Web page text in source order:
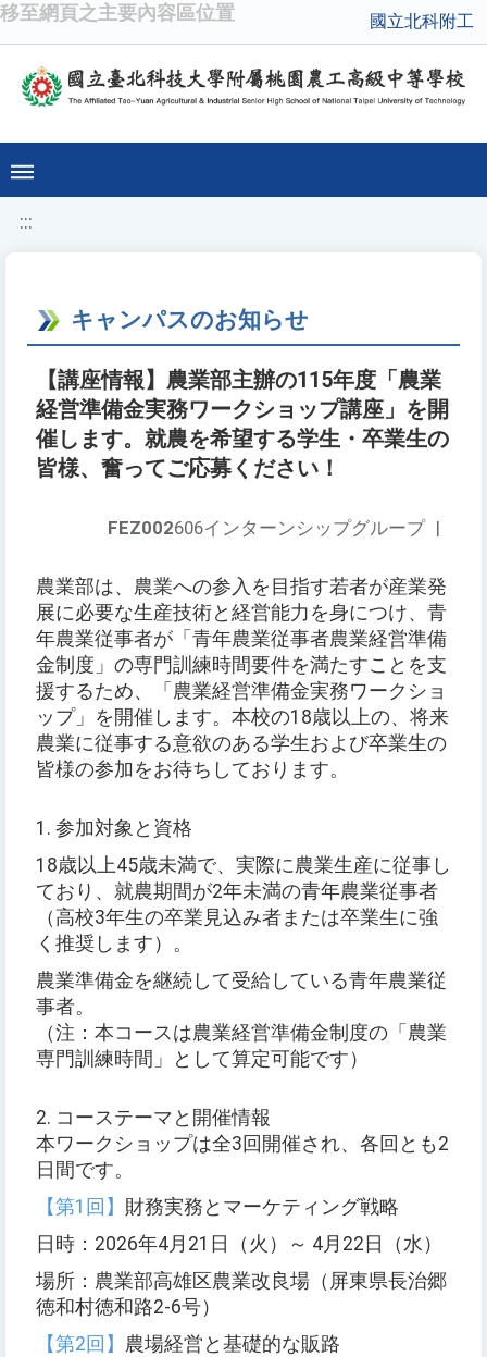
移至網頁之主要內容區位置 國立北科附工
:::
キャンパスのお知らせ
【講座情報】農業部主辦の115年度「農業
経営準備金実務ワークショップ講座」を開
催します。就農を希望する学生・卒業生の
皆様、奮ってご応募ください！
FEZ002606インターンシップグループ |
農業部は、農業への参入を目指す若者が産業発
展に必要な生産技術と経営能力を身につけ、青
年農業従事者が「青年農業従事者農業経営準備
金制度」の専門訓練時間要件を満たすことを支
援するため、「農業経営準備金実務ワークショ
ップ」を開催します。本校の18歳以上の、将来
農業に従事する意欲のある学生および卒業生の
皆様の参加をお待ちしております。
1. 参加対象と資格
18歳以上45歳未満で、実際に農業生産に従事し
ており、就農期間が2年未満の青年農業従事者
（高校3年生の卒業見込み者または卒業生に強
く推奨します）。
農業準備金を継続して受給している青年農業従
事者。
（注：本コースは農業経営準備金制度の「農業
専門訓練時間」として算定可能です）
2. コーステーマと開催情報
本ワークショップは全3回開催され、各回とも2
日間です。
【第1回】 財務実務とマーケティング戦略
日時：2026年4月21日（火）～ 4月22日（水）
場所：農業部高雄区農業改良場（屏東県長治郷
徳和村徳和路2-6号）
【第2回】 農場経営と基礎的な販路